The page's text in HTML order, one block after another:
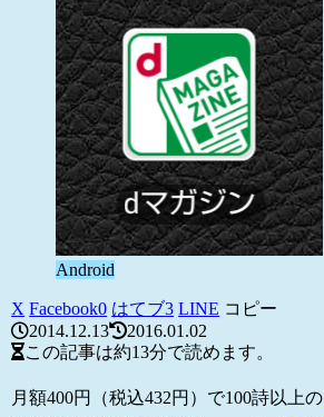
Android
X Facebook0 はてブ3 LINE コピー
2014.12.13
2016.01.02
この記事は約13分で読めます。
月額400円（税込432円）で100詩以上の